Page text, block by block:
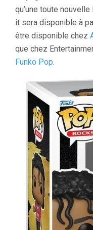
qu’une toute
it sera disponible à
être disponible chez
que chez
Funko Pop.